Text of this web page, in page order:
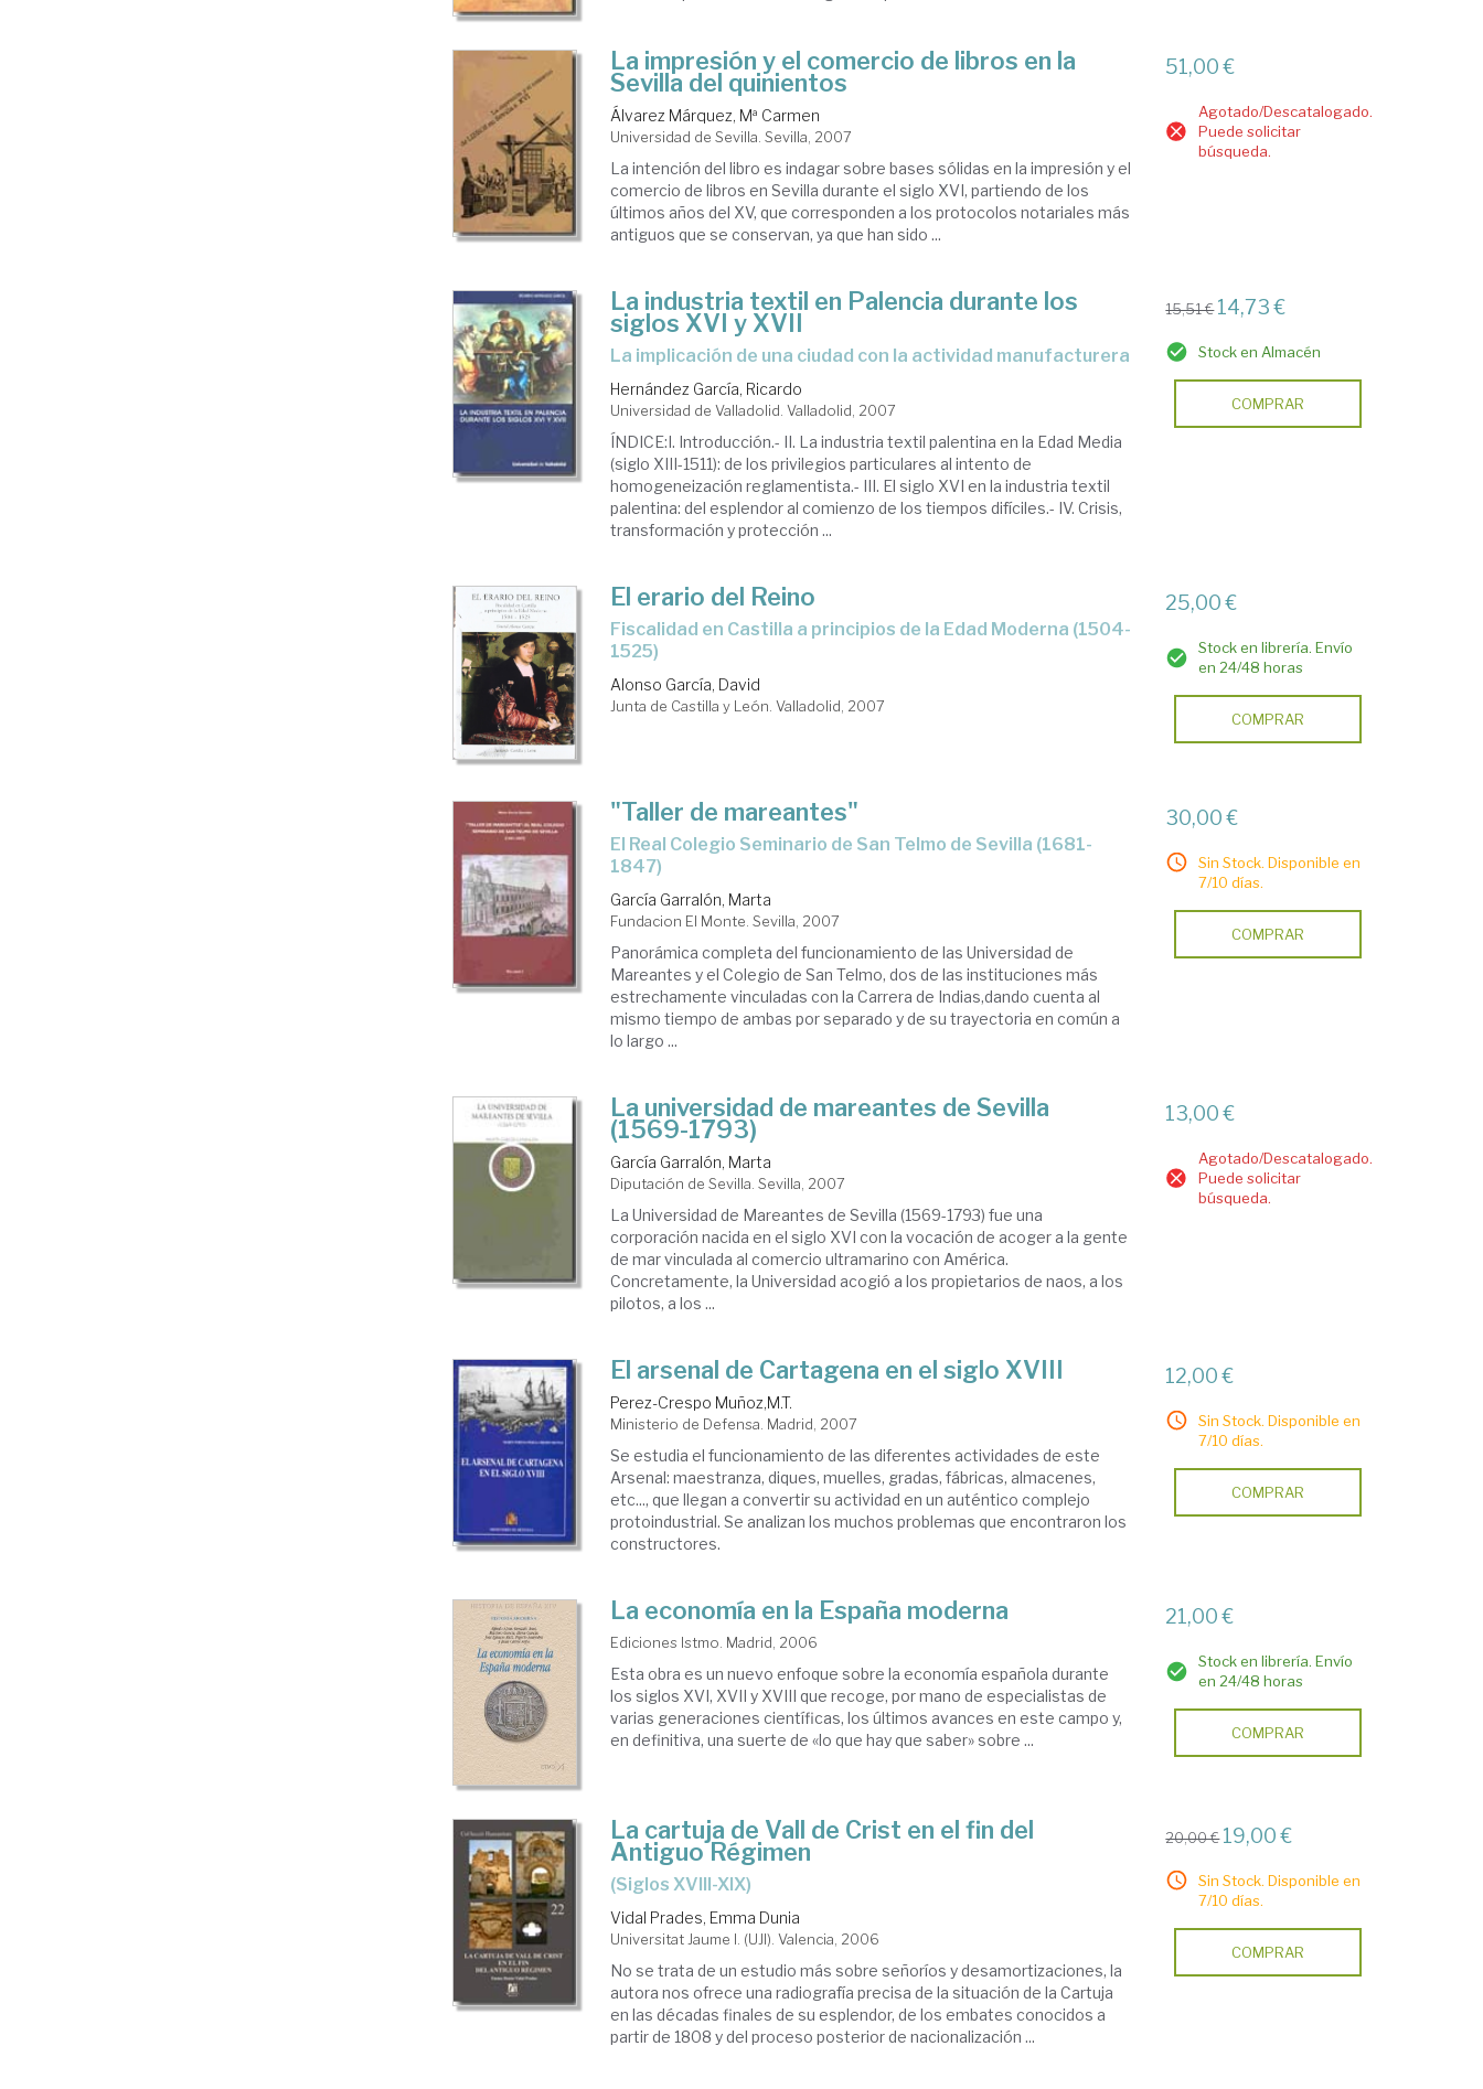
La impresión y el comercio de libros en la
Sevilla del quinientos
Álvarez Márquez, Mª Carmen
Universidad de Sevilla. Sevilla, 2007
La intención del libro es indagar sobre bases sólidas en la impresión y el
comercio de libros en Sevilla durante el siglo XVI, partiendo de los
últimos años del XV, que corresponden a los protocolos notariales más
antiguos que se conservan, ya que han sido ...
51,00 €
Agotado/Descatalogado.
Puede solicitar
búsqueda.
La industria textil en Palencia durante los
siglos XVI y XVII
la implicación de una ciudad con la actividad manufacturera
Hernández García, Ricardo
Universidad de Valladolid. Valladolid, 2007
ÍNDICE:I. Introducción.- II. La industria textil palentina en la Edad Media
(siglo XIII-1511): de los privilegios particulares al intento de
homogeneización reglamentista.- III. El siglo XVI en la industria textil
palentina: del esplendor al comienzo de los tiempos difíciles.- IV. Crisis,
transformación y protección ...
15,51 € 14,73 €
Stock en Almacén
COMPRAR
El erario del Reino
fiscalidad en Castilla a principios de la Edad Moderna (1504-
1525)
Alonso García, David
Junta de Castilla y León. Valladolid, 2007
25,00 €
Stock en librería. Envío
en 24/48 horas
COMPRAR
"Taller de mareantes"
el Real Colegio Seminario de San Telmo de Sevilla (1681-
1847)
García Garralón, Marta
Fundacion El Monte. Sevilla, 2007
Panorámica completa del funcionamiento de las Universidad de
Mareantes y el Colegio de San Telmo, dos de las instituciones más
estrechamente vinculadas con la Carrera de Indias,dando cuenta al
mismo tiempo de ambas por separado y de su trayectoria en común a
lo largo ...
30,00 €
Sin Stock. Disponible en
7/10 días.
COMPRAR
La universidad de mareantes de Sevilla
(1569-1793)
García Garralón, Marta
Diputación de Sevilla. Sevilla, 2007
La Universidad de Mareantes de Sevilla (1569-1793) fue una
corporación nacida en el siglo XVI con la vocación de acoger a la gente
de mar vinculada al comercio ultramarino con América.
Concretamente, la Universidad acogió a los propietarios de naos, a los
pilotos, a los ...
13,00 €
Agotado/Descatalogado.
Puede solicitar
búsqueda.
El arsenal de Cartagena en el siglo XVIII
Perez-Crespo Muñoz,M.T.
Ministerio de Defensa. Madrid, 2007
Se estudia el funcionamiento de las diferentes actividades de este
Arsenal: maestranza, diques, muelles, gradas, fábricas, almacenes,
etc..., que llegan a convertir su actividad en un auténtico complejo
protoindustrial. Se analizan los muchos problemas que encontraron los
constructores.
12,00 €
Sin Stock. Disponible en
7/10 días.
COMPRAR
La economía en la España moderna
Ediciones Istmo. Madrid, 2006
Esta obra es un nuevo enfoque sobre la economía española durante
los siglos XVI, XVII y XVIII que recoge, por mano de especialistas de
varias generaciones científicas, los últimos avances en este campo y,
en definitiva, una suerte de «lo que hay que saber» sobre ...
21,00 €
Stock en librería. Envío
en 24/48 horas
COMPRAR
La cartuja de Vall de Crist en el fin del
Antiguo Régimen
(siglos XVIII-XIX)
Vidal Prades, Emma Dunia
Universitat Jaume I. (UJI). Valencia, 2006
No se trata de un estudio más sobre señoríos y desamortizaciones, la
autora nos ofrece una radiografía precisa de la situación de la Cartuja
en las décadas finales de su esplendor, de los embates conocidos a
partir de 1808 y del proceso posterior de nacionalización ...
20,00 € 19,00 €
Sin Stock. Disponible en
7/10 días.
COMPRAR